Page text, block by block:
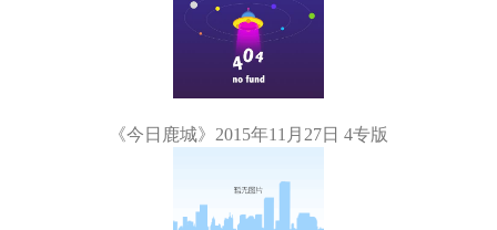
《今日鹿城》2015年11月27日 4专版